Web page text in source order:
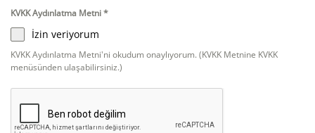
KVKK Aydınlatma Metni*
İzin veriyorum
KVKK Aydınlatma Metni'ni okudum onaylıyorum. (KVKK Metnine KVKK
menüsünden ulaşabilirsiniz.)